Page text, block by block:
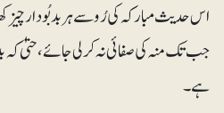
اس حدیث مبارکہ کی رُو سے ہربدبُودار چیز
جب تک منہ کی صفائی نہ کرلی جائے، حتیٰ کہ
ہے۔